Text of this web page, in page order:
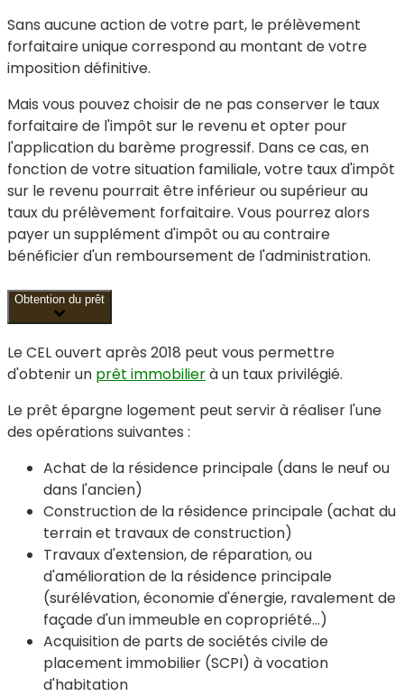
Sans aucune action de votre part, le prélèvement
forfaitaire unique correspond au montant de votre
imposition définitive.
Mais vous pouvez choisir de ne pas conserver le taux
forfaitaire de l'impôt sur le revenu et opter pour
l'application du barème progressif. Dans ce cas, en
fonction de votre situation familiale, votre taux d'impôt
sur le revenu pourrait être inférieur ou supérieur au
taux du prélèvement forfaitaire. Vous pourrez alors
payer un supplément d'impôt ou au contraire
bénéficier d'un remboursement de l'administration.
Obtention du prêt
Le CEL ouvert après 2018 peut vous permettre
d'obtenir un prêt immobilierà un taux privilégié.
Le prêt épargne logement peut servir à réaliser l'une
des opérations suivantes :
Achat de la résidence principale (dans le neuf ou
dans l'ancien)
Construction de la résidence principale (achat du
terrain et travaux de construction)
Travaux d'extension, de réparation, ou
d'amélioration de la résidence principale
(surélévation, économie d'énergie, ravalement de
façade d'un immeuble en copropriété...)
Acquisition de parts de sociétés civile de
placement immobilier (SCPI) à vocation
d'habitation